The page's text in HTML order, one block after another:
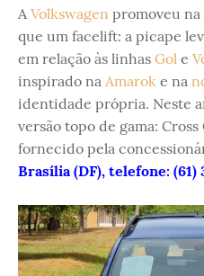
A Volkswagen promoveu na
que um facelift: a picape
em relação às linhas Gol e
inspirado na Amarok e na
identidade própria. Neste
versão topo de gama: Cross
fornecido pela
Brasília (DF), telefone: (61)